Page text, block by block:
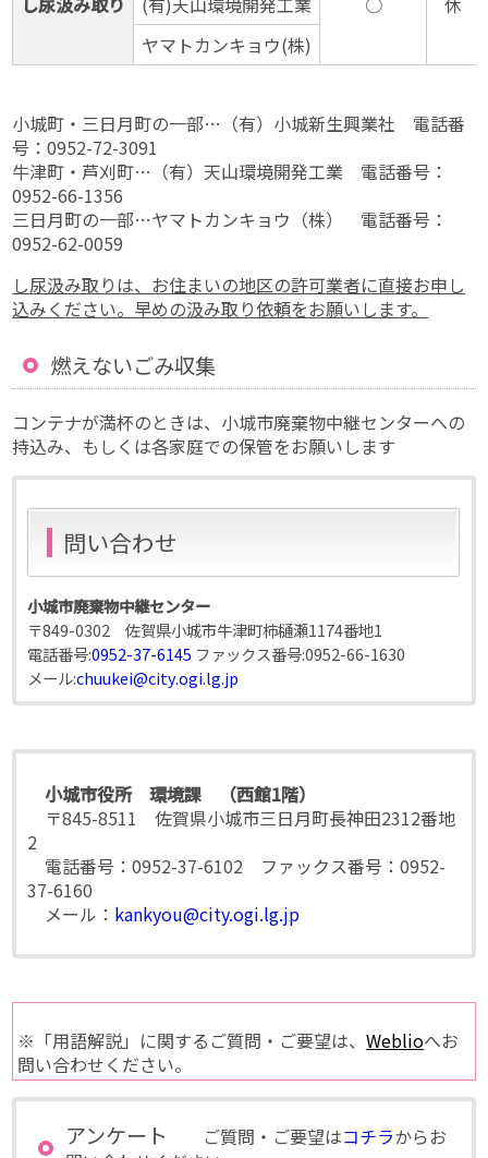
ヤマトカンキョウ(株)
小城町・三日月町の一部…（有）小城新生興業社 電話番
号：0952-72-3091
牛津町・芦刈町…（有）天山環境開発工業 電話番号：
0952-66-1356
三日月町の一部…ヤマトカンキョウ（株） 電話番号：
0952-62-0059
し尿汲み取りは、お住まいの地区の許可業者に直接お申し
込みください。早めの汲み取り依頼をお願いします。
燃えないごみ収集
コンテナが満杯のときは、小城市廃棄物中継センターへの
持込み、もしくは各家庭での保管をお願いします
問い合わせ
小城市廃棄物中継センター
〒849-0302 佐賀県小城市牛津町柿樋瀬1174番地1
電話番号:0952-37-6145 ファックス番号:0952-66-1630
メール:chuukei@city.ogi.lg.jp
小城市役所 環境課 （西館1階）
〒845-8511 佐賀県小城市三日月町長神田2312番地
2
電話番号：0952-37-6102 ファックス番号：0952-
37-6160
メール： kankyou@city.ogi.lg.jp
※「用語解説」に関するご質問・ご要望は、Weblioへお
問い合わせください。
アンケート ご質問・ご要望はコチラからお